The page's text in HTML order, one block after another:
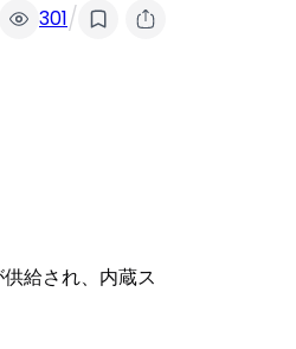
301/
給され、内蔵ス